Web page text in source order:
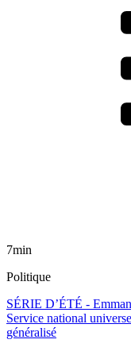
7min
Politique
SÉRIE D’ÉTÉ -
Service national
généralisé